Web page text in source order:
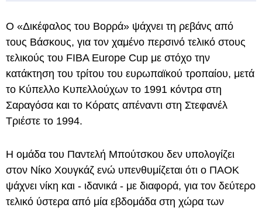
Ο «Δικέφαλος του Βορρά» ψάχνει τη ρεβάνς από
τους Βάσκους, για τον χαμένο περσινό τελικό στους
τελικούς του FIBA Europe Cup με στόχο την
κατάκτηση του τρίτου του ευρωπαϊκού τροπαίου, μετά
το Κύπελλο Κυπελλούχων το 1991 κόντρα στη
Σαραγόσα και το Κόρατς απέναντι στη Στεφανέλ
Τριέστε το 1994.
Η ομάδα του Παντελή Μπούτσκου δεν υπολογίζει
στον Νίκο Χουγκάζ ενώ υπενθυμίζεται ότι ο ΠΑΟΚ
ψάχνει νίκη και - ιδανικά - με διαφορά, για τον δεύτερο
τελικό ύστερα από μία εβδομάδα στη χώρα των